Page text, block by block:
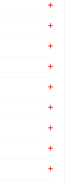








